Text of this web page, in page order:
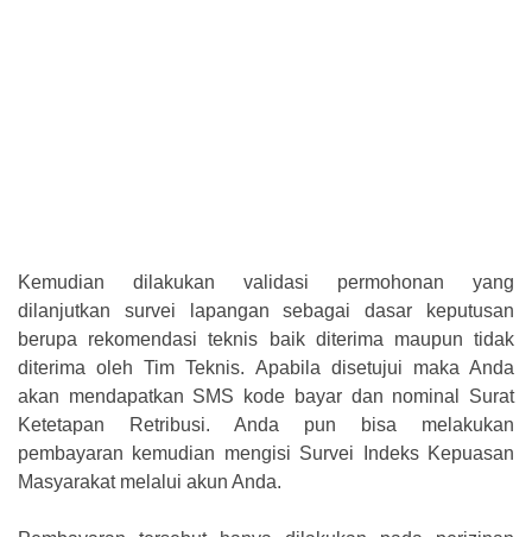
Kemudian dilakukan validasi permohonan yang
dilanjutkan survei lapangan sebagai dasar keputusan
berupa rekomendasi teknis baik diterima maupun tidak
diterima oleh Tim Teknis. Apabila disetujui maka Anda
akan mendapatkan SMS kode bayar dan nominal Surat
Ketetapan Retribusi. Anda pun bisa melakukan
pembayaran kemudian mengisi Survei Indeks Kepuasan
Masyarakat melalui akun Anda.